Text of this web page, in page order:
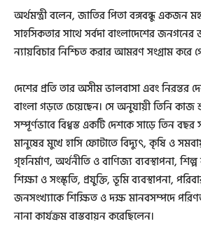
অর্থমন্ত্রী বলেন, জাতির পিতা বঙ্গবন্ধু একজন
সাহসিকতার সাথে সর্বদা বাংলাদেশের জনগনের
ন্যায়বিচার নিশ্চিত করার আমরণ সংগ্রাম করে
দেশের প্রতি তার অসীম ভালবাসা এবং নিরন্তর
বাংলা গড়তে চেয়েছেন। সে অনুযায়ী তিনি
সম্পূর্ণভাবে বিধ্বস্ত একটি দেশকে সাড়ে তিন
মানুষের মুখে হাসি ফোটাতে বিদ্যুৎ, কৃষি ও
গৃহনির্মাণ, অর্থনীতি ও বাণিজ্য ব্যবস্থাপনা,
শিক্ষা ও সংস্কৃতি, প্রযুক্তি, ভূমি ব্যবস্থাপনা,
জনসংখ্যাকে শিক্ষিত ও দক্ষ মানবসম্পদে
নানা কার্যক্রম বাস্তবায়ন করেছিলেন।